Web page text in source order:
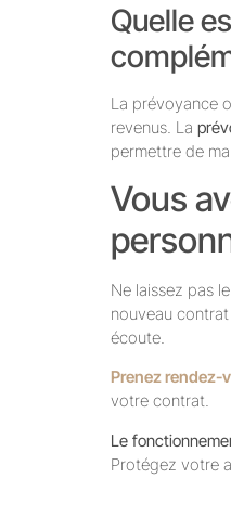
Quelle
La prévoyance
revenus. La
permettre de
Vous
Ne laissez pas
nouveau
écoute.
Prenez rendez-
votre contrat.
Le
Protégez votre